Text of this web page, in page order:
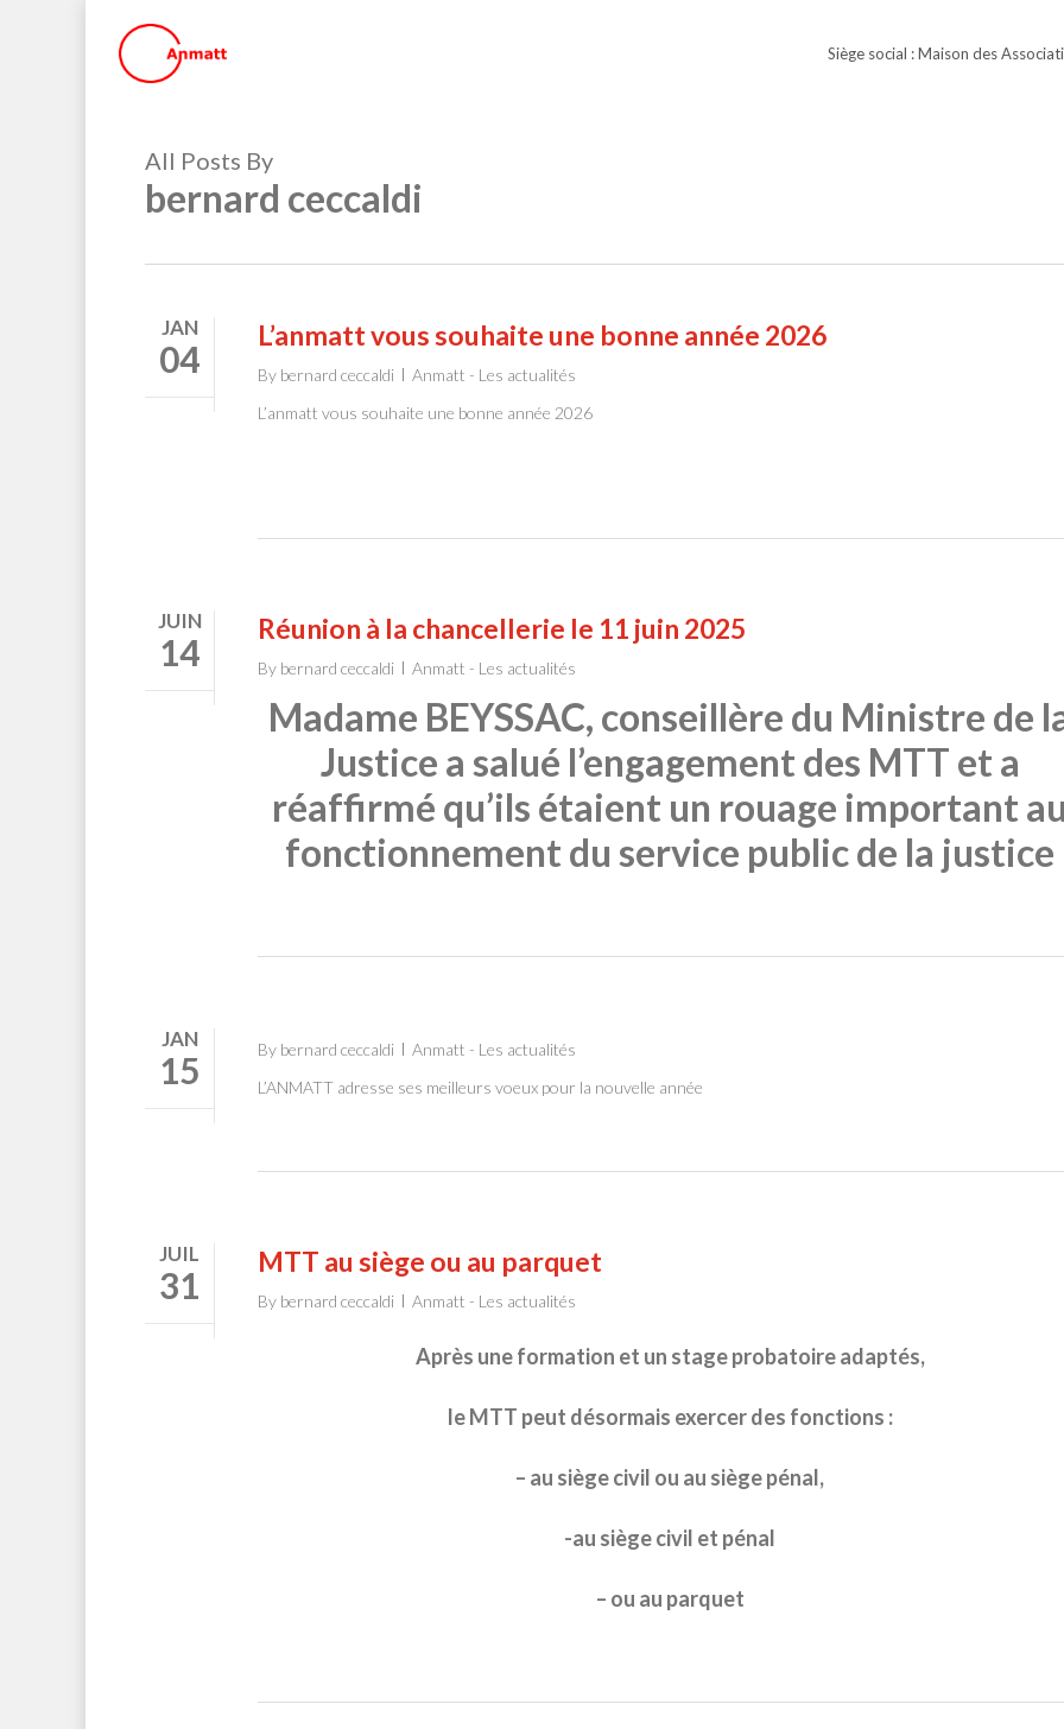
Siège social : Maison des
All Posts By
bernard ceccaldi
JAN
04
L’anmatt vous souhaite une bonne année 2026
By bernard ceccaldi
Anmatt - Les actualités
L’anmatt vous souhaite une bonne année 2026
JUIN
14
Réunion à la chancellerie le 11 juin 2025
By bernard ceccaldi Anmatt - Les actualités
Madame BEYSSAC, conseillère du Ministre de
Justice a salué l’engagement des MTT et a
réaffirmé qu’ils étaient un rouage important
fonctionnement du service public de la justice
JAN
15 By bernard ceccaldi
Anmatt - Les actualités
L’ANMATT adresse ses meilleurs voeux pour la nouvelle année
JUIL
31
MTT au siège ou au parquet
By bernard ceccaldi Anmatt - Les actualités
Après une formation et un stage probatoire adaptés,
le MTT peut désormais exercer des fonctions :
– au siège civil ou au siège pénal,
-au siège civil et pénal
– ou au parquet